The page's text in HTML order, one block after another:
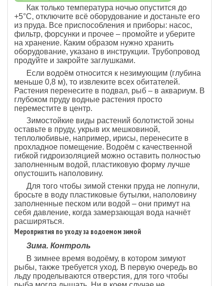
Как только температура ночью опустится до
+5°C, отключите всё оборудование и достаньте его
из пруда. Все приспособления и приборы: насос,
фильтр, форсунки и прочее – промойте и уберите
на хранение. Каким образом нужно хранить
оборудование, указано в инструкции. Трубопровод
продуйте и закройте заглушками.
Если водоём относится к незимующим (глубина
меньше 0,8 м), то извлеките всех обитателей.
Растения перенесите в подвал, рыб – в аквариум. В
глубоком пруду водные растения просто
переместите в центр.
Зимостойкие виды растений болотистой зоны
оставьте в пруду, укрыв их мешковиной,
теплолюбивые, например, ирисы, перенесите в
прохладное помещение. Водоём с качественной
гибкой гидроизоляцией можно оставить полностью
заполненным водой, пластиковую форму лучше
опустошить наполовину.
Для того чтобы зимой стенки пруда не лопнули,
бросьте в воду пластиковые бутылки, наполовину
заполненные песком или водой – они примут на
себя давление, когда замерзающая вода начнёт
расширяться.
Мероприятия по уходу за водоемом зимой
Зима. Контроль
В зимнее время водоёму, в котором зимуют
рыбы, также требуется уход. В первую очередь во
льду проделываются отверстия, для того чтобы